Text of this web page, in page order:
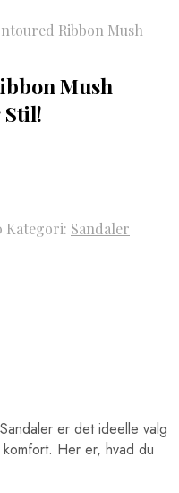
Ribbon Mush
Mush
Stil!
Kategori: Sandaler
er det ideelle valg
Her er, hvad du